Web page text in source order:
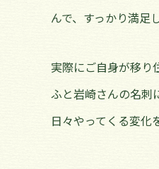
んで、すっかり満足
実際にご自身が移り
ふと岩崎さんの名刺
日々やってくる変化